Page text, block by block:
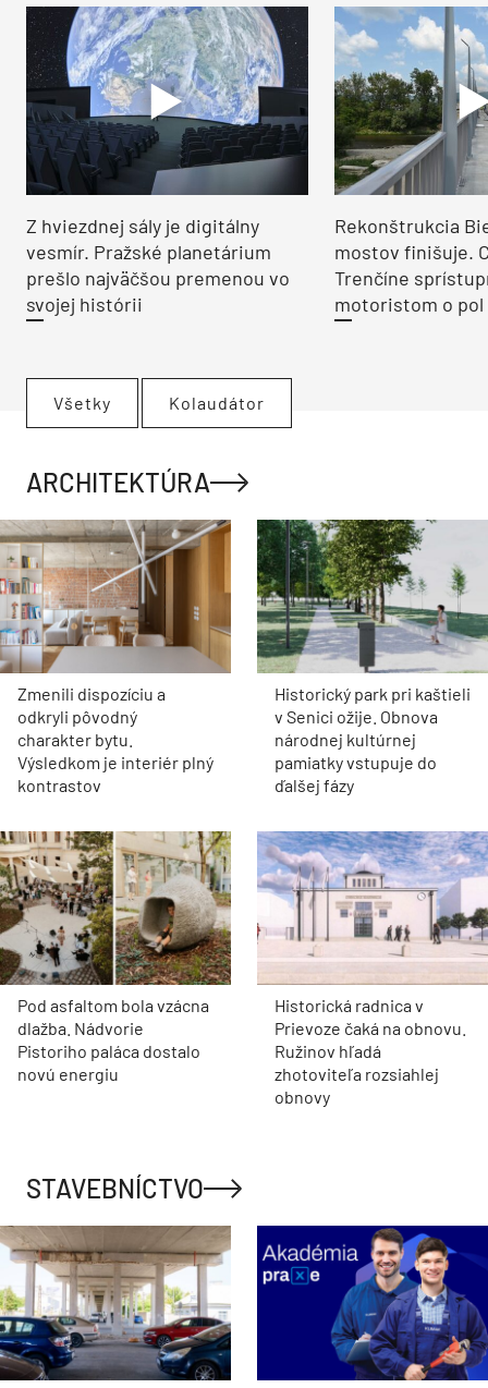
Z hviezdnej sály je digitálny
vesmír. Pražské planetárium
prešlo najväčšou premenou vo
svojej histórii
Rekonštrukcia
mostov finišuje.
Trenčíne
motoristom o pol
Všetky Kolaudátor
ARCHITEKTÚRA
Zmenili dispozíciu a
odkryli pôvodný
charakter bytu.
Výsledkom je interiér plný
kontrastov
Historický park pri kaštieli
v Senici ožije. Obnova
národnej kultúrnej
pamiatky vstupuje do
ďalšej fázy
Pod asfaltom bola vzácna
dlažba. Nádvorie
Pistoriho paláca dostalo
novú energiu
Historická radnica v
Prievoze čaká na obnovu.
Ružinov hľadá
zhotoviteľa rozsiahlej
obnovy
STAVEBNÍCTVO